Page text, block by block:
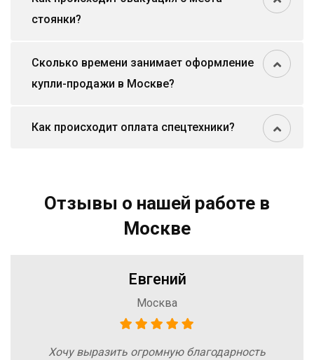
стоянки?
Сколько времени занимает оформление
купли-продажи в Москве?
Как происходит оплата спецтехники?
Отзывы о нашей работе в
Москве
Евгений
Москва
Хочу выразить огромную благодарность